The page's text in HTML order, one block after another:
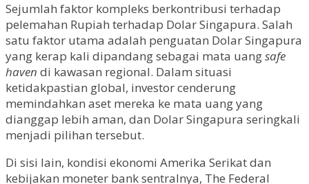
Sejumlah faktor kompleks berkontribusi terhadap
pelemahan Rupiah terhadap Dolar Singapura. Salah
satu faktor utama adalah penguatan Dolar Singapura
yang kerap kali dipandang sebagai mata uangsafe
haven di kawasan regional. Dalam situasi
ketidakpastian global, investor cenderung
memindahkan aset mereka ke mata uang yang
dianggap lebih aman, dan Dolar Singapura seringkali
menjadi pilihan tersebut.
Di sisi lain, kondisi ekonomi Amerika Serikat dan
kebijakan moneter bank sentralnya, The Federal